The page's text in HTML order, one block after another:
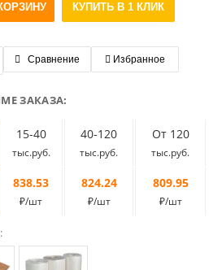
КУПИТЬ В 1 КЛИК
Сравнение Избранное
ЗАКАЗА:
15-40
тыс.руб.
40-120
тыс.руб.
От 120
тыс.руб.
838.53
₽/шт
824.24
₽/шт
809.95
₽/шт